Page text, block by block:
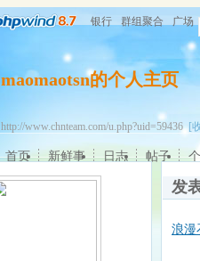
银行 群组聚合 广场
maomaotsn的个人主页
http://www.chnteam.com/u.php?uid=59436[
首页 新鲜事 日志 帖子
发
浪漫